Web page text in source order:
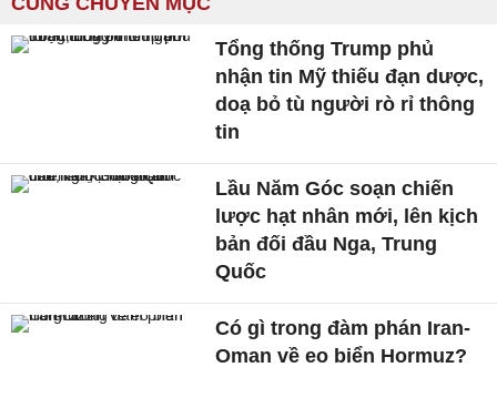
Tổng thống Trump phủ
nhận tin Mỹ thiếu đạn dược,
doạ bỏ tù người rò rỉ thông
tin
Lầu Năm Góc soạn chiến
lược hạt nhân mới, lên kịch
bản đối đầu Nga, Trung
Quốc
Có gì trong đàm phán Iran-
Oman về eo biển Hormuz?